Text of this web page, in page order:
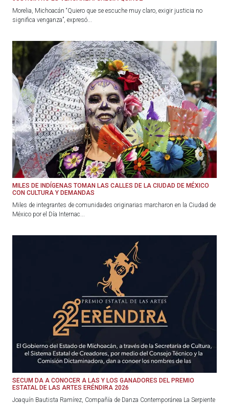
Morelia, Michoacán “Quiero que se escuche muy claro, exigir justicia no
significa venganza”, expresó...
MILES DE INDÍGENAS TOMAN LAS CALLES DE LA CIUDAD DE MÉXICO
CON CULTURA Y DEMANDAS
Miles de integrantes de comunidades originarias marcharon en la Ciudad de
México por el Día Internac...
SECUM DA A CONOCER A LAS Y LOS GANADORES DEL PREMIO
ESTATAL DE LAS ARTES ERÉNDIRA 2026
Joaquín Bautista Ramírez, Compañía de Danza Contemporánea La Serpiente